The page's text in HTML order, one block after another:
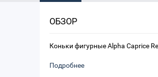
ОБЗОР
Коньки фигурные Alpha Caprice
Подробнее